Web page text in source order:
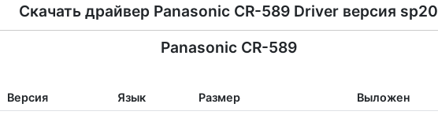
Скачать драйвер Panasonic CR-589 Driver версия sp20
Panasonic CR-589
Версия Язык Размер Выложен